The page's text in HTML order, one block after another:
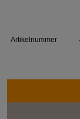
Artikelnummer